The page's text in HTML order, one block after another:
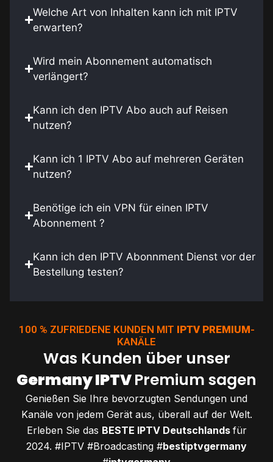
Welche Art von Inhalten kann ich mit IPTV
erwarten?
Wird mein Abonnement automatisch
verlängert?
Kann ich den IPTV Abo auch auf Reisen
nutzen?
Kann ich 1 IPTV Abo auf mehreren Geräten
nutzen?
Benötige ich ein VPN für einen IPTV
Abonnement ?
Kann ich den IPTV Abonnment Dienst vor der
Bestellung testen?
100 % ZUFRIEDENE KUNDEN MIT IPTV PREMIUM-
KANÄLE
Was Kunden über unser
Germany IPTVPremium sagen
Genießen Sie Ihre bevorzugten Sendungen und
Kanäle von jedem Gerät aus, überall auf der Welt.
Erleben Sie das BESTE IPTV Deutschlands für
2024. #IPTV #Broadcasting #bestiptvgermany